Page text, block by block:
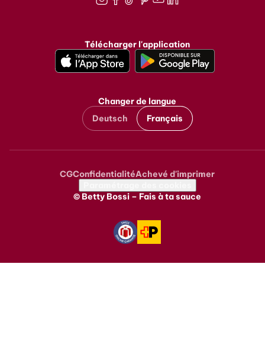
Télécharger l'application
Changer de langue
Deutsch
Français
Metanavigation
CGConfidentialitéAchevé d'imprimer
© Betty Bossi – Fais à ta sauce